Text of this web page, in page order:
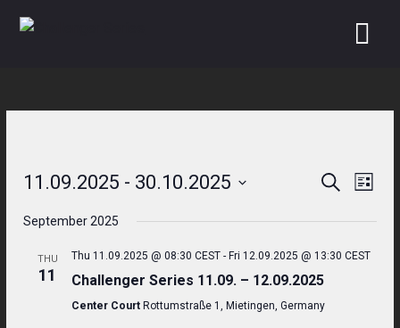
Events
Search
and
Views
Search
List
11.09.2025 - 30.10.2025
date.
September 2025
THU
11
Thu 11.09.2025 @ 08:30 CEST - Fri 12.09.2025 @ 13:30 CEST
Challenger Series 11.09. – 12.09.2025
Center Court Rottumstraße 1, Mietingen, Germany